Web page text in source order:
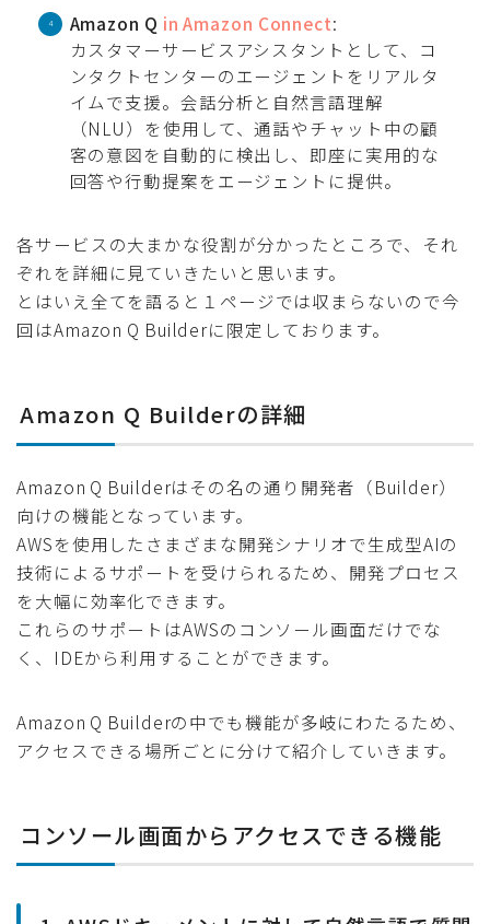
Amazon Q in Amazon Connect:
カスタマーサービスアシスタントとして、コ
ンタクトセンターのエージェントをリアルタ
イムで支援。会話分析と自然言語理解
（NLU）を使用して、通話やチャット中の顧
客の意図を自動的に検出し、即座に実用的な
回答や行動提案をエージェントに提供。
各サービスの大まかな役割が分かったところで、それ
ぞれを詳細に見ていきたいと思います。
とはいえ全てを語ると１ページでは収まらないので今
回はAmazon Q Builderに限定しております。
Amazon Q Builderの詳細
Amazon Q Builderはその名の通り開発者（Builder）
向けの機能となっています。
AWSを使用したさまざまな開発シナリオで生成型AIの
技術によるサポートを受けられるため、開発プロセス
を大幅に効率化できます。
これらのサポートはAWSのコンソール画面だけでな
く、IDEから利用することができます。
Amazon Q Builderの中でも機能が多岐にわたるため、
アクセスできる場所ごとに分けて紹介していきます。
コンソール画面からアクセスできる機能